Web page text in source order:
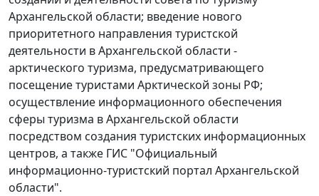
Архангельской области; введение нового
приоритетного направления туристской
деятельности в Архангельской области -
арктического туризма, предусматривающего
посещение туристами Арктической зоны РФ;
осуществление информационного обеспечения
сферы туризма в Архангельской области
посредством создания туристских информационных
центров, а также ГИС "Официальный
информационно-туристский портал Архангельской
области".